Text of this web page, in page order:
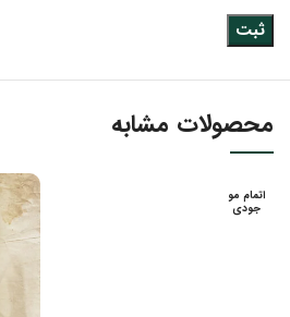
محصولات مشابه
اتمام مو
جودی